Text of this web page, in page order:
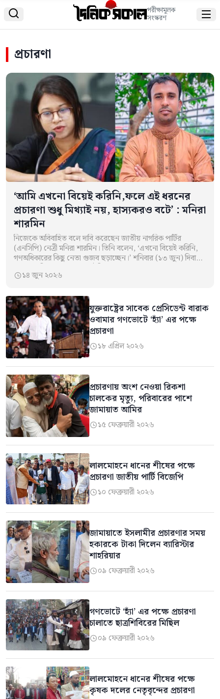
 পরীক্ষামূলক
সংস্করণ 
প্রচারণা
‘আমি এখনো বিয়েই করিনি,ফলে এই ধরনের
প্রচারণা শুধু মিথ্যাই নয়, হাস্যকরও বটে’ : মনিরা
শারমিন
নিজেকে অবিবাহিত বলে দাবি করেছেন জাতীয় নাগরিক পার্টির
(এনসিপি) নেত্রী মনিরা শারমিন। তিনি বলেন, ‘এখনো বিয়েই করিনি,
গণঅধিকারের কিছু নেতা গুজব ছড়াচ্ছেন।’ শনিবার (১৩ জুন) দিবাগত
১৪ জুন ২০২৬
যুক্তরাষ্ট্রের সাবেক প্রেসিডেন্ট বারাক
ওবামার গণভোটে ‘হ্যাঁ’ এর পক্ষে
প্রচারণা
১৮ এপ্রিল ২০২৬
প্রচারণায় অংশ নেওয়া রিকশা
চালকের মৃত্যু, পরিবারের পাশে
জামায়াত আমির
১৫ ফেব্রুয়ারী ২০২৬
লালমোহনে ধানের শীষের পক্ষে
প্রচারণা জাতীয় পার্টি বিজেপি
১০ ফেব্রুয়ারী ২০২৬
জামায়াতে ইসলামীর প্রচারণার সময়
হকারকে টাকা দিলেন ব্যারিস্টার
শাহরিয়ার
০৯ ফেব্রুয়ারী ২০২৬
গণভোটে ‘হ্যাঁ’ এর পক্ষে প্রচারণা
চালাতে ছাত্রশিবিরের মিছিল
০৯ ফেব্রুয়ারী ২০২৬
লালমোহনে ধানের শীষের পক্ষে
কৃষক দলের নেতৃবৃন্দের প্রচারণা